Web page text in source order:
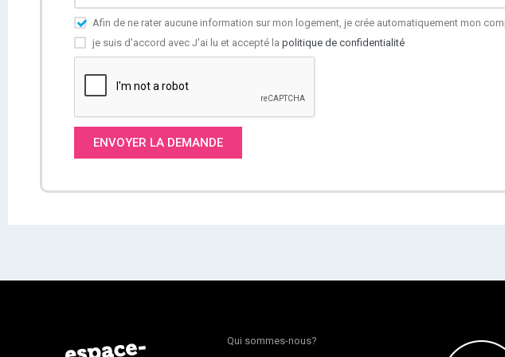
Afin de ne rater aucune information sur mon logement, je crée automatiquement mon
je suis d'accord avec J'ai lu et accepté la politique de confidentialité
ENVOYER LA DEMANDE
Qui sommes-nous?